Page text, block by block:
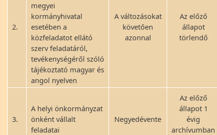
2.
megyei
kormányhivatal
esetében a
közfeladatot ellátó
szerv feladatáról,
tevékenységéről szóló
tájékoztató magyar és
angol nyelven
A változásokat
követően
azonnal
Az előző
állapot
törlendő
3.
A helyi önkormányzat
önként vállalt
feladatai
Negyedévente
Az előző
állapot 1
évig
archívumban